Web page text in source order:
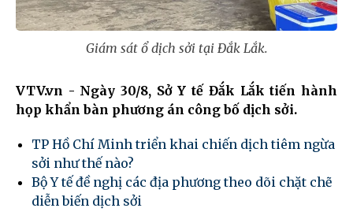
Giám sát ổ dịch sởi tại Đắk Lắk.
VTV.vn - Ngày 30/8, Sở Y tế Đắk Lắk tiến hành
họp khẩn bàn phương án công bố dịch sởi.
TP Hồ Chí Minh triển khai chiến dịch tiêm ngừa
sởi như thế nào?
Bộ Y tế đề nghị các địa phương theo dõi chặt chẽ
diễn biến dịch sởi